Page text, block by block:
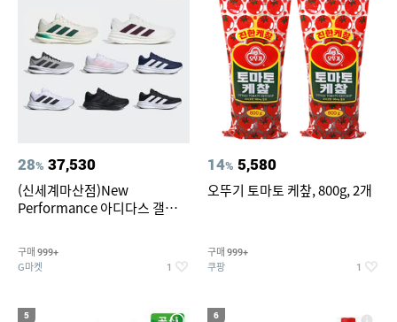
28% 37,530
(신세계마산점)New
Performance 아디다스 갤럭시
구매 999+
G마켓 1
14% 5,580
오뚜기 토마토 케챂, 800g, 2개
구매 999+
쿠팡 1
5 6